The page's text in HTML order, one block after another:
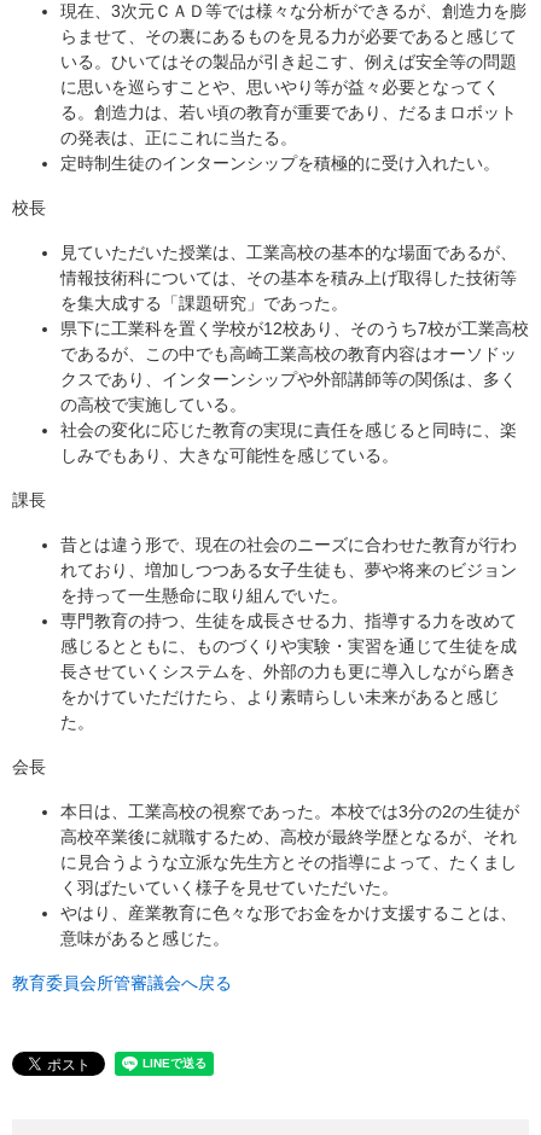
現在、3次元ＣＡＤ等では様々な分析ができるが、創造力を膨
らませて、その裏にあるものを見る力が必要であると感じて
いる。ひいてはその製品が引き起こす、例えば安全等の問題
に思いを巡らすことや、思いやり等が益々必要となってく
る。創造力は、若い頃の教育が重要であり、だるまロボット
の発表は、正にこれに当たる。
定時制生徒のインターンシップを積極的に受け入れたい。
校長
見ていただいた授業は、工業高校の基本的な場面であるが、
情報技術科については、その基本を積み上げ取得した技術等
を集大成する「課題研究」であった。
県下に工業科を置く学校が12校あり、そのうち7校が工業高校
であるが、この中でも高崎工業高校の教育内容はオーソドッ
クスであり、インターンシップや外部講師等の関係は、多く
の高校で実施している。
社会の変化に応じた教育の実現に責任を感じると同時に、楽
しみでもあり、大きな可能性を感じている。
課長
昔とは違う形で、現在の社会のニーズに合わせた教育が行わ
れており、増加しつつある女子生徒も、夢や将来のビジョン
を持って一生懸命に取り組んでいた。
専門教育の持つ、生徒を成長させる力、指導する力を改めて
感じるとともに、ものづくりや実験・実習を通じて生徒を成
長させていくシステムを、外部の力も更に導入しながら磨き
をかけていただけたら、より素晴らしい未来があると感じ
た。
会長
本日は、工業高校の視察であった。本校では3分の2の生徒が
高校卒業後に就職するため、高校が最終学歴となるが、それ
に見合うような立派な先生方とその指導によって、たくまし
く羽ばたいていく様子を見せていただいた。
やはり、産業教育に色々な形でお金をかけ支援することは、
意味があると感じた。
教育委員会所管審議会へ戻る